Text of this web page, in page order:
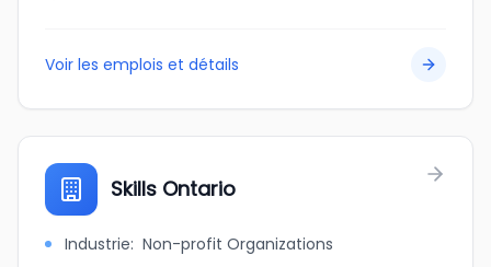
Voir les emplois et détails
Skills Ontario
Industrie: Non-profit Organizations